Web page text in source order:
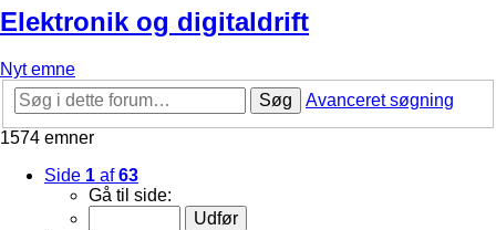
Elektronik og digitaldrift
Nyt emne
Søg
Avanceret søgning
1574 emner
Side 1 af63
Gå til side: